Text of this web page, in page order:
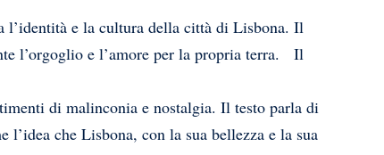
l’identità e la cultura della città di Lisbona. Il
l’orgoglio e l’amore per la propria terra. Il
di malinconia e nostalgia. Il testo parla di
l’idea che Lisbona, con la sua bellezza e la sua